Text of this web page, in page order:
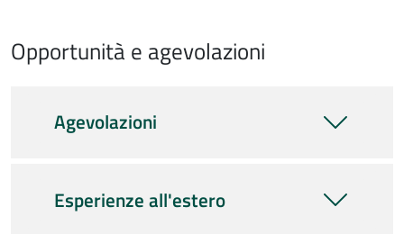
Opportunità e agevolazioni
Agevolazioni
Esperienze all'estero